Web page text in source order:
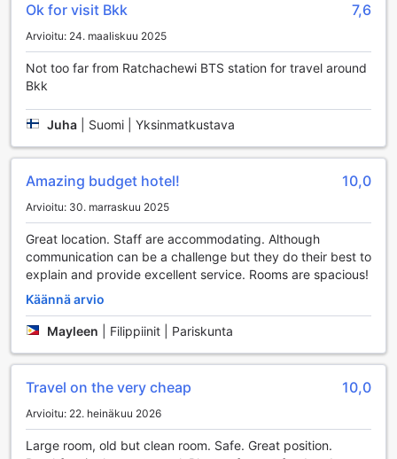
matkasuunnitelmissasi ja antaa vinkkejä paikallisista
nähtävyyksistä. Hotellin yleisissä tiloissa on ilmainen Wi-Fi,
joten voit pysyä yhteydessä ystäviisi ja perheeseesi.
Huoneissa on myös ilmainen Wi-Fi, mikä tekee
työskentelystä tai viihteen katsomisesta vaivatonta. Jos
kätevä myymälä on aina lähelläsi, ja erikseen merkitty
tupakoitsijoille.
Liikkumismahdollisuudet Diamond Bangkok
Apartmentissa
Diamond Bangkok Apartment tarjoaa erinomaiset
liikkumismahdollisuudet, jotka tekevät matkustamisesta
vaivatonta ja miellyttävää. Hotelli tarjoaa kätevän
lentokenttäkuljetuksen, joka varmistaa, että pääset perille
nopeasti ja ilman stressiä. Tämä palvelu on erityisen
hyödyllinen pitkien lentomatkojen jälkeen, jolloin voit
rentoutua ja nauttia mukavasta matkasta suoraan
majoitukseesi.
Lisäksi hotellissa on ilmainen pysäköintimahdollisuus, mikä
vieraat voivat olla varmoja, että heidän ajoneuvonsa on
Ok for visit Bkk 7,6
Arvioitu: 24. maaliskuu 2025
Not too far from Ratchachewi BTS station for travel around
Bkk
Juha Suomi | Yksinmatkustava
Amazing budget hotel! 10,0
Arvioitu: 30. marraskuu 2025
Great location. Staff are accommodating. Although
communication can be a challenge but they do their best to
explain and provide excellent service. Rooms are spacious!
Käännä arvio
Mayleen Filippiinit | Pariskunta
Travel on the very cheap 10,0
Arvioitu: 22. heinäkuu 2026
Large room, old but clean room. Safe. Great position.